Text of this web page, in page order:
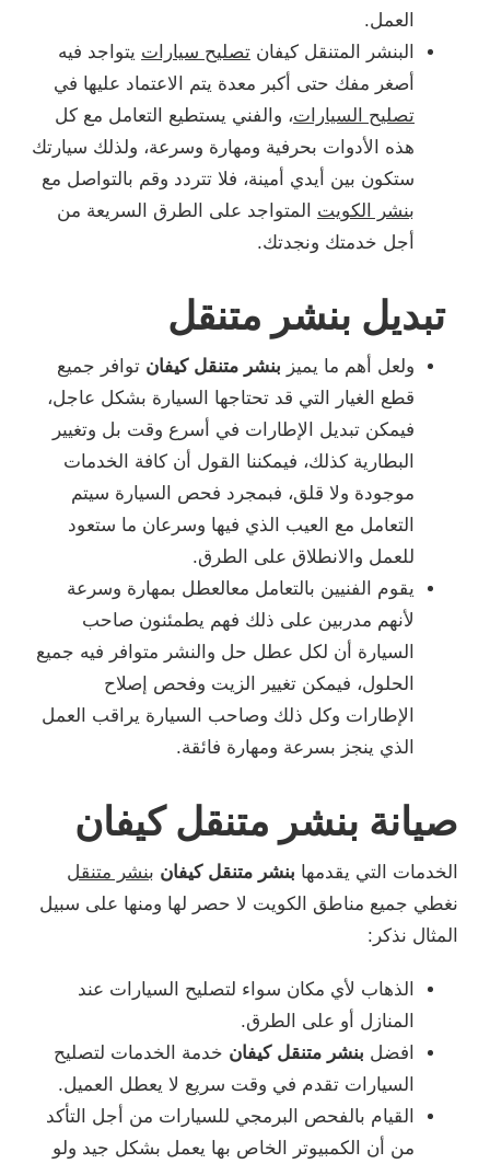
العمل.
البنشر المتنقل كيفان تصليح سيارات يتواجد فيه
أصغر مفك حتى أكبر معدة يتم الاعتماد عليها في
تصليح السيارات، والفني يستطيع التعامل مع كل
هذه الأدوات بحرفية ومهارة وسرعة، ولذلك سيارتك
ستكون بين أيدي أمينة، فلا تتردد وقم بالتواصل مع
بنشر الكويت المتواجد على الطرق السريعة من
أجل خدمتك ونجدتك.
تبديل بنشر متنقل
ولعل أهم ما يميز بنشر متنقل كيفان توافر جميع
قطع الغيار التي قد تحتاجها السيارة بشكل عاجل،
فيمكن تبديل الإطارات في أسرع وقت بل وتغيير
البطارية كذلك، فيمكننا القول أن كافة الخدمات
موجودة ولا قلق، فبمجرد فحص السيارة سيتم
التعامل مع العيب الذي فيها وسرعان ما ستعود
للعمل والانطلاق على الطرق.
يقوم الفنيين بالتعامل معالعطل بمهارة وسرعة
لأنهم مدربين على ذلك فهم يطمئنون صاحب
السيارة أن لكل عطل حل والنشر متوافر فيه جميع
الحلول، فيمكن تغيير الزيت وفحص إصلاح
الإطارات وكل ذلك وصاحب السيارة يراقب العمل
الذي ينجز بسرعة ومهارة فائقة.
صيانة بنشر متنقل كيفان
الخدمات التي يقدمها بنشر متنقل كيفان بنشر متنقل
نغطي جميع مناطق الكويت لا حصر لها ومنها على سبيل
المثال نذكر:
الذهاب لأي مكان سواء لتصليح السيارات عند
المنازل أو على الطرق.
افضل بنشر متنقل كيفان خدمة الخدمات لتصليح
السيارات تقدم في وقت سريع لا يعطل العميل.
القيام بالفحص البرمجي للسيارات من أجل التأكد
من أن الكمبيوتر الخاص بها يعمل بشكل جيد ولو